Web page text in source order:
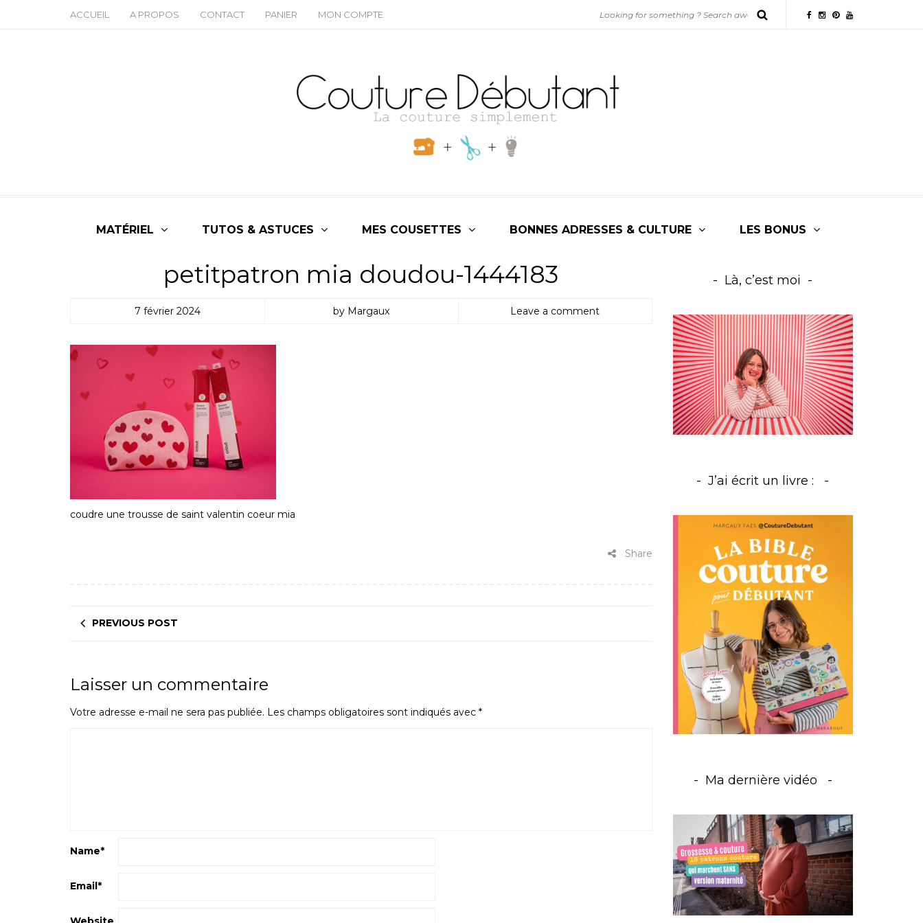
ACCUEIL A PROPOS CONTACT PANIER MON COMPTE
MATÉRIEL TUTOS & ASTUCES MES COUSETTES BONNES ADRESSES & CULTURE LES BONUS
petitpatron mia doudou-1444183
7 février 2024 by Margaux Leave a comment
coudre une trousse de saint valentin coeur mia
Share
PREVIOUS POST
Laisser un commentaire
Votre adresse e-mail ne sera pas publiée. Les champs obligatoires sont indiqués avec *
Name*
Email*
Là, c’est moi
J’ai écrit un livre :
Ma dernière vidéo